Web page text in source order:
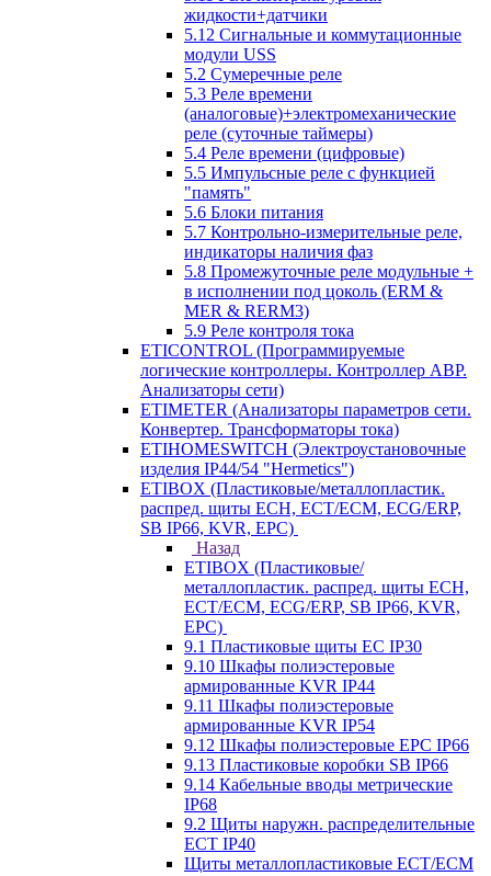
жидкости+датчики
5.12 Сигнальные и коммутационные
модули USS
5.2 Сумеречные реле
5.3 Реле времени
(аналоговые)+электромеханические
реле (суточные таймеры)
5.4 Реле времени (цифровые)
5.5 Импульсные реле с функцией
"память"
5.6 Блоки питания
5.7 Контрольно-измерительные реле,
индикаторы наличия фаз
5.8 Промежуточные реле модульные +
в исполнении под цоколь (ERM &
MER & RERM3)
5.9 Реле контроля тока
ETICONTROL (Программируемые
логические контроллеры. Контроллер АВР.
Анализаторы сети)
ETIMETER (Анализаторы параметров сети.
Конвертер. Трансформаторы тока)
ETIHOMESWITCH (Электроустановочные
изделия IP44/54 "Hermetics")
ETIBOX (Пластиковые/металлопластик.
распред. щиты ECH, ECT/ECM, ECG/ERP,
SB IP66, KVR, EPC)
Назад
ETIBOX (Пластиковые/
металлопластик. распред. щиты ECH,
ECT/ECM, ECG/ERP, SB IP66, KVR,
EPC)
9.1 Пластиковые щиты EC IP30
9.10 Шкафы полиэстеровые
армированные KVR IP44
9.11 Шкафы полиэстеровые
армированные KVR IP54
9.12 Шкафы полиэстеровые EPC IP66
9.13 Пластиковые коробки SB IP66
9.14 Кабельные вводы метрические
IP68
9.2 Щиты наружн. распределительные
ECT IP40
Щиты металлопластиковые ECT/ECM